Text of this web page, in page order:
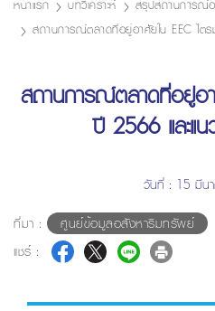
หน้าแรก บทวิเคราะห์
สรุปสถานการณ์
สถานการณ์ตลาดที่อยู่อาศัยใน EEC ไต
สถานการณ์ตลาดที่อยู่อ
ปี 2566 และแ
วันที่ : 15 มีน
ที่มา :
ศูนย์ข้อมูลอสังหาริมทรัพย์
แชร์ :